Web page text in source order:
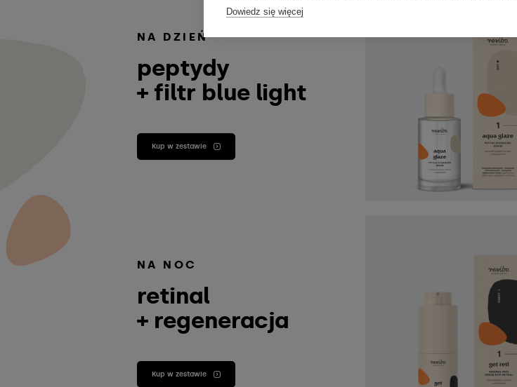
NA DZIEŃ
peptydy
+ filtr blue light
Kup w zestawie
NA NOC
retinal
+ regeneracja
Kup w zestawie
Dowiedz się więcej